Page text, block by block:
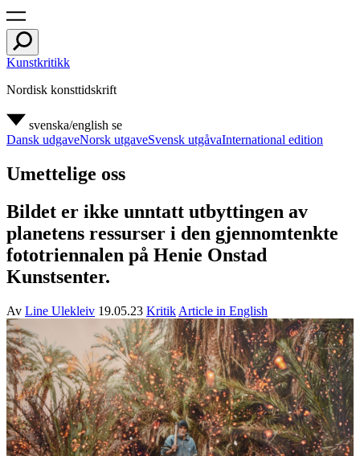
Kunstkritikk
Nordisk konsttidskrift
svenska/english se
Dansk udgaveNorsk utgaveSvensk utgåvaInternational edition
Umettelige oss
Bildet er ikke unntatt utbyttingen av
planetens ressurser i den gjennomtenkte
fototriennalen på Henie Onstad
Kunstsenter.
Av Line Ulekleiv 19.05.23 Kritik Article in English